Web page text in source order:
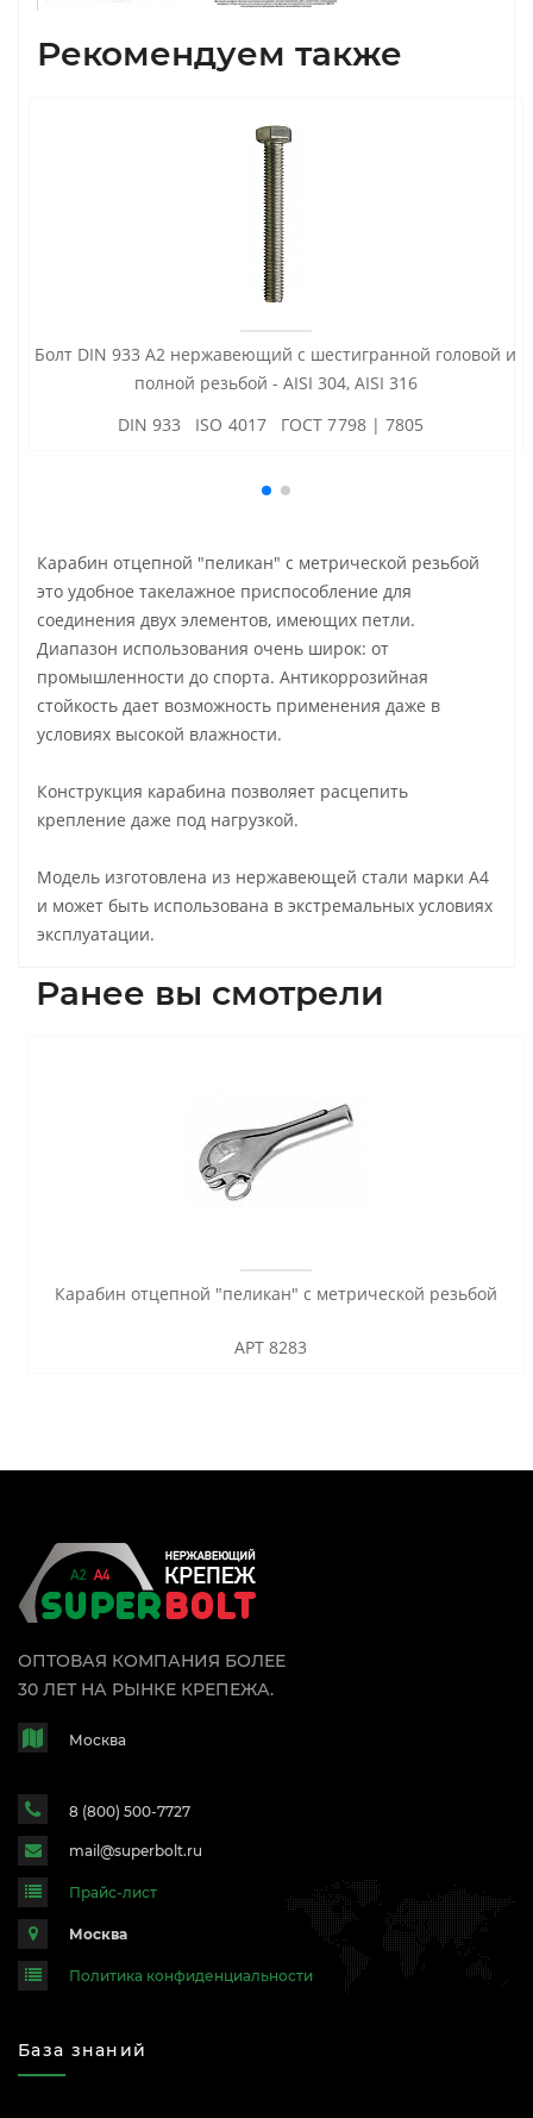
Рекомендуем также
Болт DIN 933 А2 нержавеющий с шестигранной головой и
полной резьбой - AISI 304, AISI 316
DIN 933 ISO 4017 ГОСТ 7798 | 7805
Карабин отцепной "пеликан" с метрической резьбой
это удобное такелажное приспособление для
соединения двух элементов, имеющих петли.
Диапазон использования очень широк: от
промышленности до спорта. Антикоррозийная
стойкость дает возможность применения даже в
условиях высокой влажности.
Конструкция карабина позволяет расцепить
крепление даже под нагрузкой.
Модель изготовлена из нержавеющей стали марки А4
и может быть использована в экстремальных условиях
эксплуатации.
Ранее вы смотрели
Карабин отцепной "пеликан" с метрической резьбой
АРТ 8283
ОПТОВАЯ КОМПАНИЯ БОЛЕЕ
30 ЛЕТ НА РЫНКЕ КРЕПЕЖА.
Москва
8 (800) 500-7727
mail@superbolt.ru
Прайс-лист
Москва
Политика конфиденциальности
База знаний